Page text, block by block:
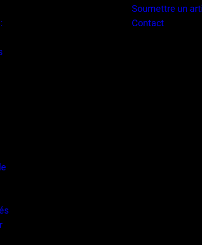
Soumettre un
Contact